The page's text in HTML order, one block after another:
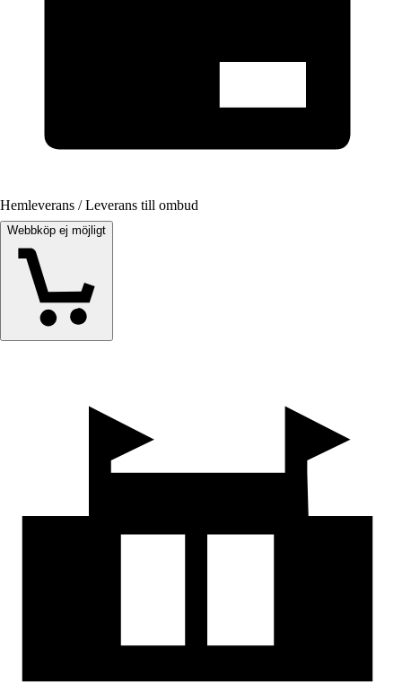
Hemleverans / Leverans till ombud
Webbköp ej möjligt